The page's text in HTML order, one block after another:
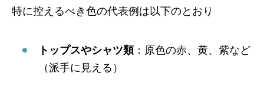
特に控えるべき色の代表例は以下のとおり
トップスやシャツ類：原色の赤、黄、紫など
（派手に見える）